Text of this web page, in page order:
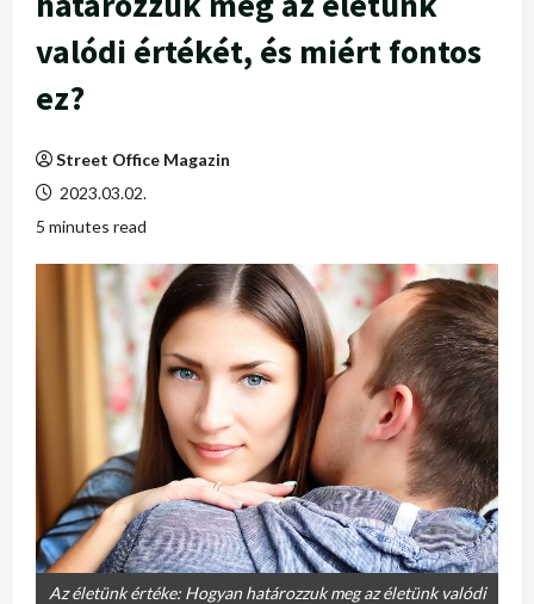
valódi értékét, és miért fontos
ez?
Street Office Magazin
2023.03.02.
5 minutes read
Az életünk értéke: Hogyan határozzuk meg az életünk valódi